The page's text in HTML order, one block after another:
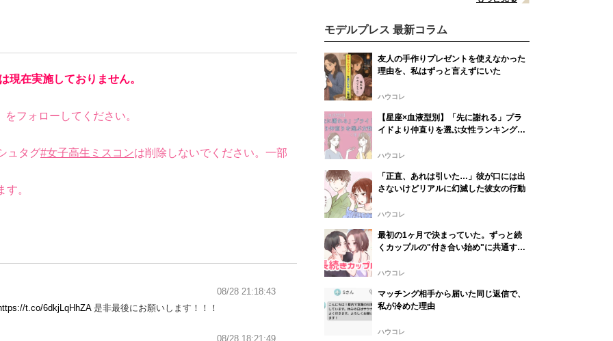
現在実施しておりません。
をフォローしてください。
ュタグ#女子高生ミスコンは削除しないでください。一部
。
t.co/6dkjLqHhZA是非最後にお願いします！！！
08/28 21:18:43
08/28 18:21:49
モデルプレス 最新コラム
友人の手作りプレゼントを使えなかった
理由を、私はずっと言えずにいた
ハウコレ
【星座×血液型別】「先に謝れる」プラ
イドより仲直りを選ぶ女性ランキング＜
ハウコレ
「正直、あれは引いた…」彼が口には出
さないけどリアルに幻滅した彼女の行動
ハウコレ
最初の1ヶ月で決まっていた。ずっと続
くカップルの"付き合い始め"に共通する
ハウコレ
マッチング相手から届いた同じ返信で、
私が冷めた理由
ハウコレ